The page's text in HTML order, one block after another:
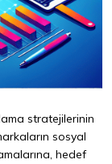
stratejilerinin
sosyal
hedef